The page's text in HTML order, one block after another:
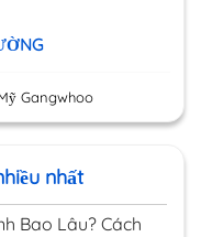
Gangwhoo
nhất
Bao Lâu? Cách